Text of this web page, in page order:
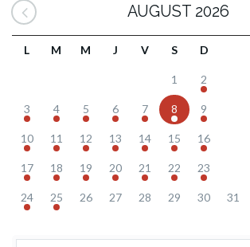
AUGUST 2026
L M M J V S D
1 2
3 4 5 6 7 8 9
10 11 12 13 14 15 16
17 18 19 20 21 22 23
24 25 26 27 28 29 30 31